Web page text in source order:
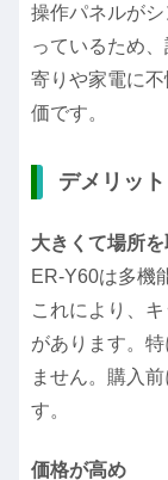
操作パネルが
っているため
寄りや家電に
価です。
デメリット
大きくて場所を
ER-Y60は多機
これにより、
があります。
ません。購入
す。
価格が高め